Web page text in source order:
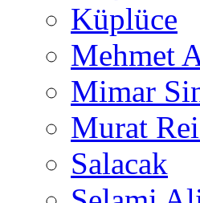
Küplüce
Mehmet
Mimar
Murat
Salacak